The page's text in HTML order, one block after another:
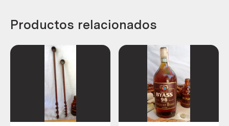
Productos relacionados